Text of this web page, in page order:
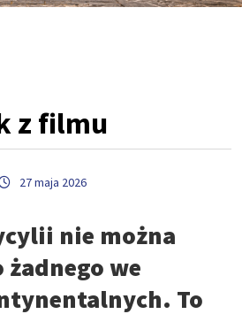
z filmu
27 maja 2026
nie można
we
To